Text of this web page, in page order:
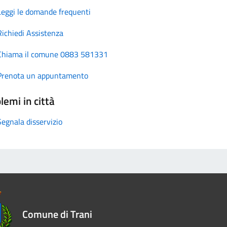
le domande frequenti
Assistenza
il comune 0883 581331
un appuntamento
in città
disservizio
Comune di Trani